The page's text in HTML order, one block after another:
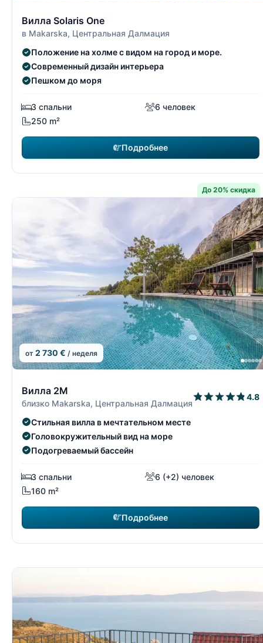
Вилла Solaris One
в Makarska, Центральная Далмация
Положение на холме с видом на город и море.
Современный дизайн интерьера
Пешком до моря
3 спальни
6 человек
250 m²
Подробнее
До 20% скидка
от 2 730 € / неделя
Вилла 2M
близко Makarska, Центральная Далмация
4.8
Стильная вилла в мечтательном месте
Головокружительный вид на море
Подогреваемый бассейн
3 спальни
6 (+2) человек
160 m²
Подробнее